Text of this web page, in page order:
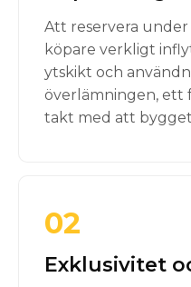
Att reservera
köpare verkligt
ytskikt och
överlämningen, ett
takt med att
02
Exklusivitet